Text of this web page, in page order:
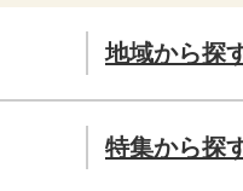
地域から探
特集から探